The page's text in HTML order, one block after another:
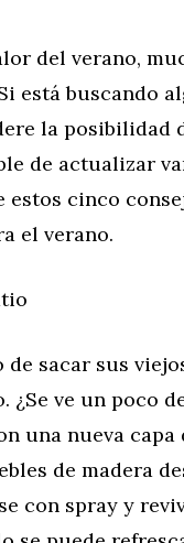
del verano,
está buscando
la
de actualizar
estos cinco
el verano.
de sacar sus
¿Se ve un poco
una nueva capa
de madera
con spray y